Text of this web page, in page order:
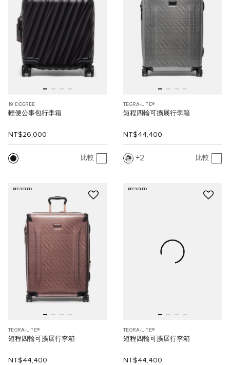
19 DEGREE
輕便公事包行李箱
NT$26,000
比較
TEGRA-LITE®
短程四輪可擴展行李箱
NT$44,400
2 比較
RECYCLED
TEGRA-LITE®
短程四輪可擴展行李箱
NT$44,400
RECYCLED
TEGRA-LITE®
短程四輪可擴展行李箱
NT$44,400